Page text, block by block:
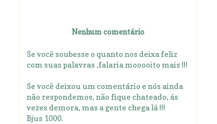
Nenhum comentário
Se você soubesse o quanto nos deixa feliz
com suas palavras ,falaria mooooito mais !!!
Se você deixou um comentário e nós ainda
não respondemos, não fique chateado, ás
vezes demora, mas a gente chega lá !!!
Bjus 1000.